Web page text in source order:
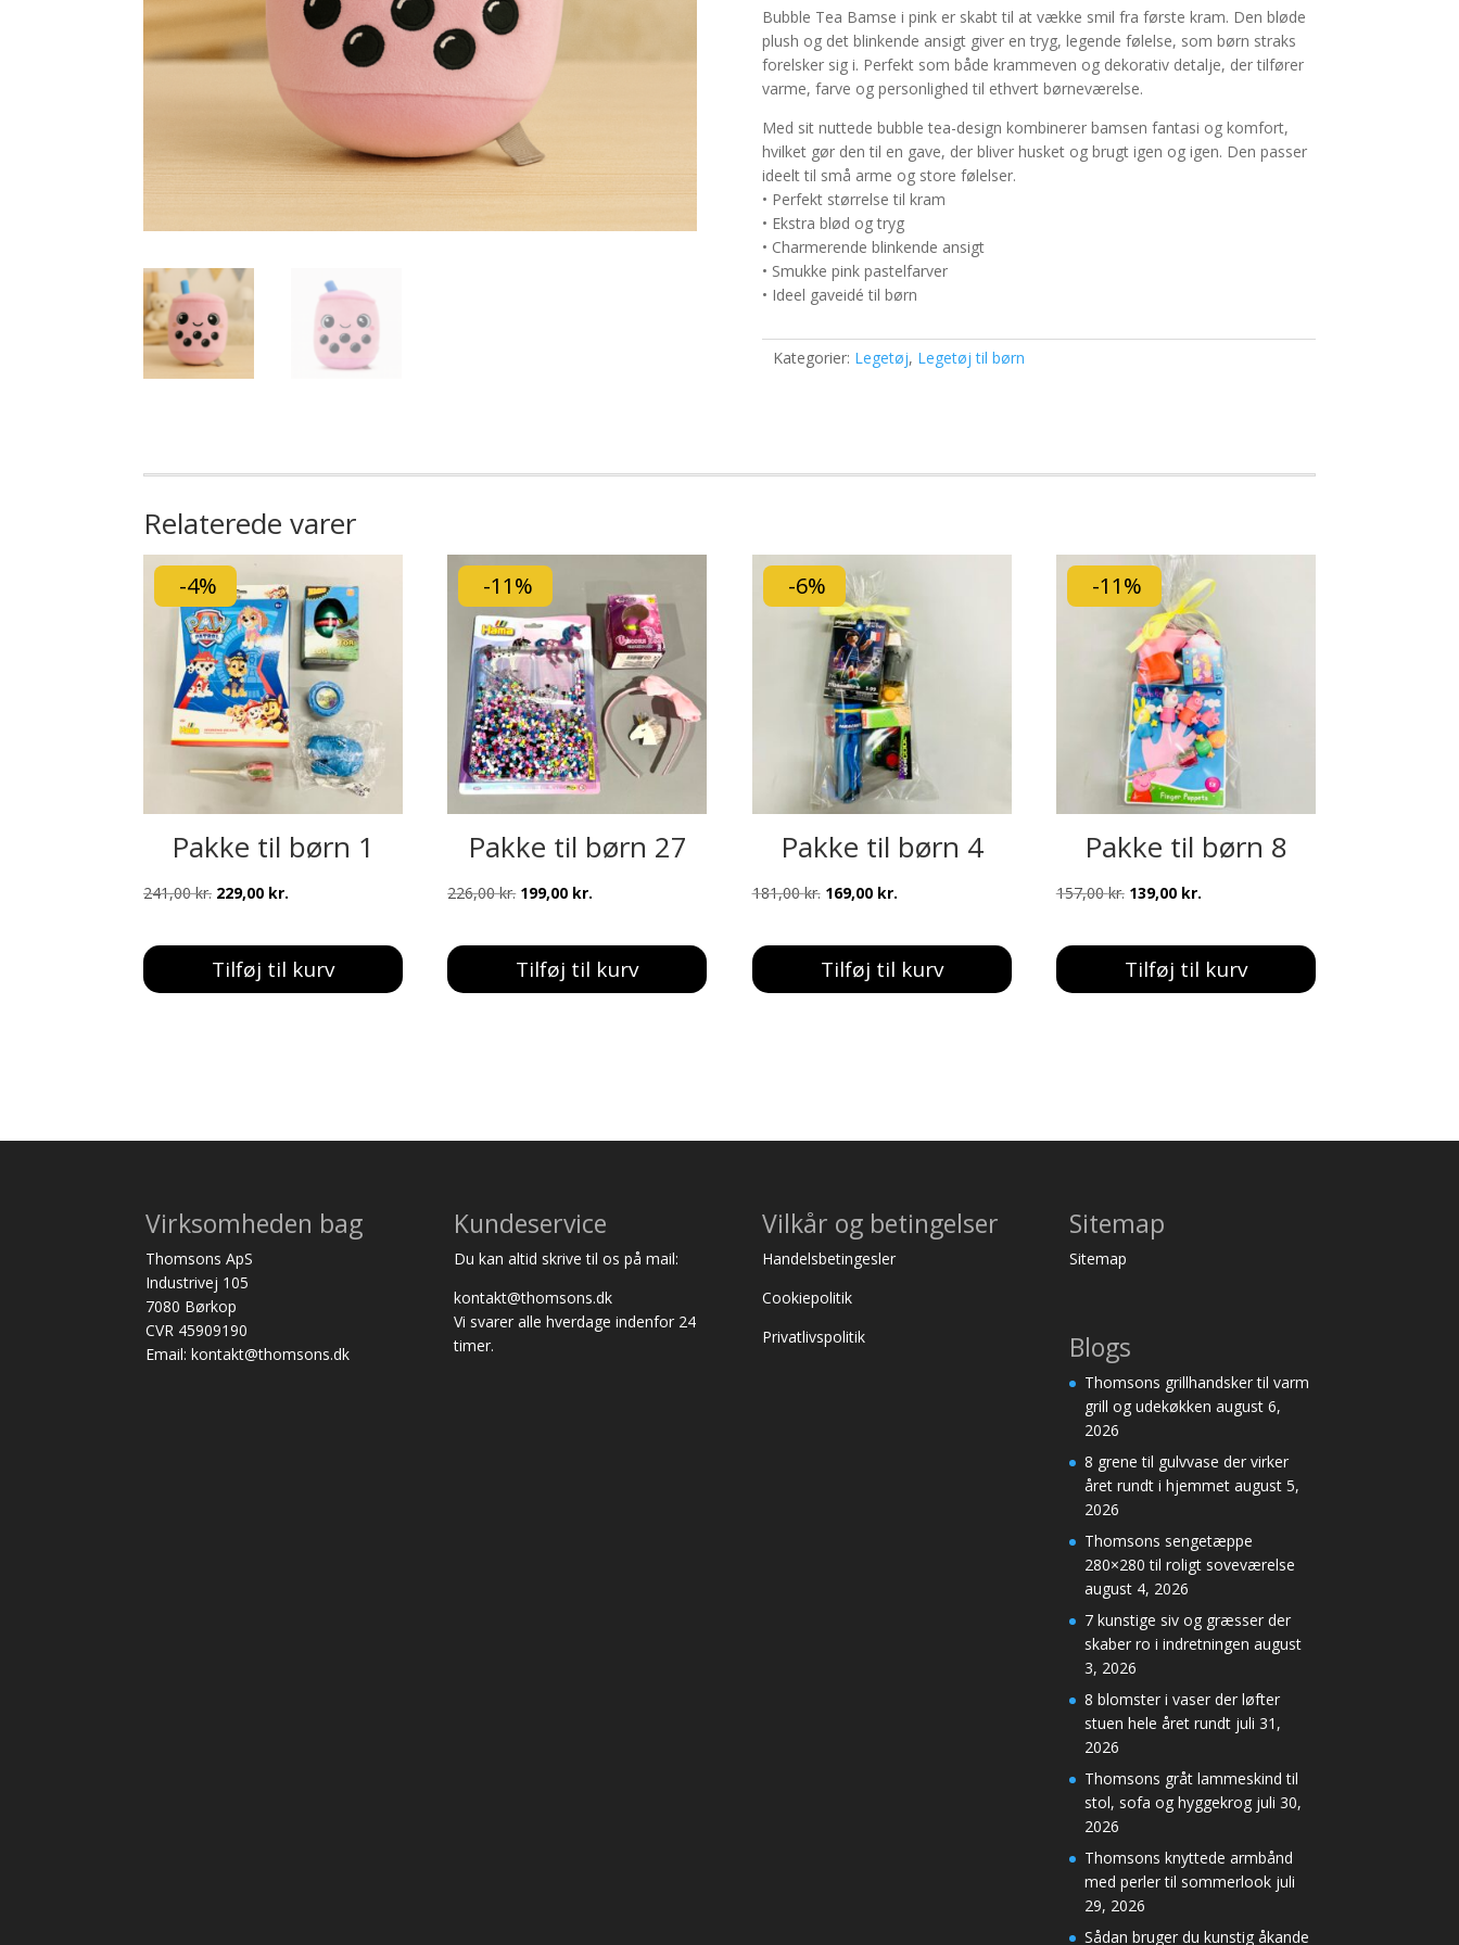
Bubble Tea Bamse i pink er skabt til at vække smil fra første kram. Den bløde
plush og det blinkende ansigt giver en tryg, legende følelse, som børn straks
forelsker sig i. Perfekt som både krammeven og dekorativ detalje, der tilfører
varme, farve og personlighed til ethvert børneværelse.
Med sit nuttede bubble tea-design kombinerer bamsen fantasi og komfort,
hvilket gør den til en gave, der bliver husket og brugt igen og igen. Den passer
ideelt til små arme og store følelser.
• Perfekt størrelse til kram
• Ekstra blød og tryg
• Charmerende blinkende ansigt
• Smukke pink pastelfarver
• Ideel gaveidé til børn
Kategorier: Legetøj, Legetøj til børn
Relaterede varer
-4%
Pakke til børn 1
241,00kr. Den
pris
var:
229,00 kr.
pris
er:
Tilføj til kurv
-11%
Pakke til børn 27
226,00kr. Den
pris
var:
199,00 kr.
pris
er:
Tilføj til kurv
-6%
Pakke til børn 4
181,00kr. Den
pris
var:
169,00 kr.Den
pris
er:
Tilføj til kurv
-11%
Pakke til børn 8
157,00kr. Den
pris
var:
139,00 kr.Den
pris
er:
Tilføj til kurv
Virksomheden bag
Thomsons ApS
Industrivej 105
7080 Børkop
CVR 45909190
Email: kontakt@thomsons.dk
Kundeservice
Du kan altid skrive til os på mail:
kontakt@thomsons.dk
Vi svarer alle hverdage indenfor 24
timer.
Vilkår og betingelser
Handelsbetingesler
Cookiepolitik
Privatlivspolitik
Sitemap
Sitemap
Blogs
Thomsons grillhandsker til varm
grill og udekøkken august 6,
2026
8 grene til gulvvase der virker
året rundt i hjemmet august 5,
2026
Thomsons sengetæppe
280×280 til roligt soveværelse
august 4, 2026
7 kunstige siv og græsser der
skaber ro i indretningen august
3, 2026
8 blomster i vaser der løfter
stuen hele året rundt juli 31,
2026
Thomsons gråt lammeskind til
stol, sofa og hyggekrog juli 30,
2026
Thomsons knyttede armbånd
med perler til sommerlook juli
29, 2026
Sådan bruger du kunstig åkande